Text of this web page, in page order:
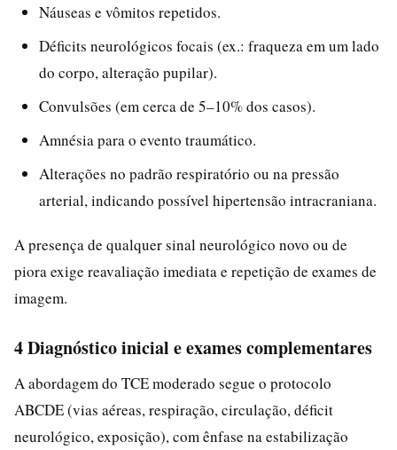
Náuseas e vômitos repetidos.
Déficits neurológicos focais (ex.: fraqueza em um lado
do corpo, alteração pupilar).
Convulsões (em cerca de 5–10% dos casos).
Amnésia para o evento traumático.
Alterações no padrão respiratório ou na pressão
arterial, indicando possível hipertensão intracraniana.
A presença de qualquer sinal neurológico novo ou de
piora exige reavaliação imediata e repetição de exames de
imagem.
4 Diagnóstico inicial e exames complementares
A abordagem do TCE moderado segue o protocolo
ABCDE (vias aéreas, respiração, circulação, déficit
neurológico, exposição), com ênfase na estabilização